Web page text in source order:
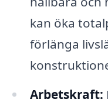
kan öka
förlänga
Arbetskraft: